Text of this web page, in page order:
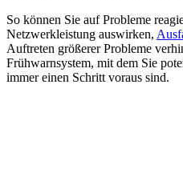
So können Sie auf Probleme
Netzwerkleistung auswirken,
Auftreten größerer Probleme
Frühwarnsystem, mit dem Sie
immer einen Schritt voraus sind.